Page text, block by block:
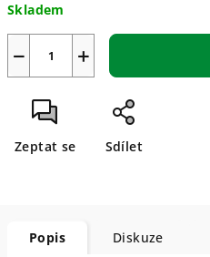
cena:
Skladem
+
−
Zeptat se Sdílet
Popis Diskuze